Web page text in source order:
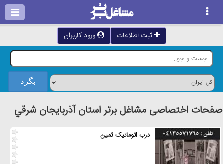
ثبت اطلاعات ورود کاربران
صفحات اختصاصی مشاغل برتر استان آذربايجان شرقي
درب اتوماتیک ثمین